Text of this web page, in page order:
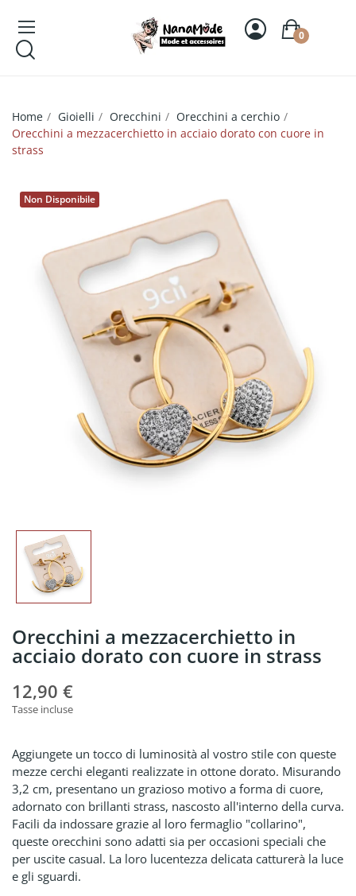
0
Home Gioielli Orecchini
Orecchini a cerchio
Orecchini a mezzacerchietto in acciaio dorato con cuore in
strass
Non Disponibile
Orecchini a mezzacerchietto in
acciaio dorato con cuore in strass
12,90 €
Tasse incluse
Aggiungete un tocco di luminosità al vostro stile con queste
mezze cerchi eleganti realizzate in ottone dorato. Misurando
3,2 cm, presentano un grazioso motivo a forma di cuore,
adornato con brillanti strass, nascosto all'interno della curva.
Facili da indossare grazie al loro fermaglio "collarino",
queste orecchini sono adatti sia per occasioni speciali che
per uscite casual. La loro lucentezza delicata catturerà la luce
e gli sguardi.